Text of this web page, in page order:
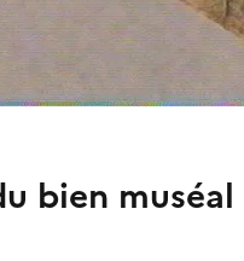
bien muséal